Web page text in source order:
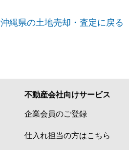
沖縄県の土地売却・査定に戻る
不動産会社向けサービス
企業会員のご登録
仕入れ担当の方はこちら